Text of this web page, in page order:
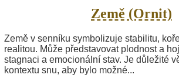
Země (Ornit)
Země v senníku symbolizuje stabilitu,
realitou. Může představovat plodnost a
stagnaci a emocionální stav. Je důležité
kontextu snu, aby bylo možné...